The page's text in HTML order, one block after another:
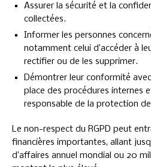
Assurer la sécurité et la
collectées.
Informer les personnes
notamment celui d’accéder à
rectifier ou de les supprimer.
Démontrer leur conformité
place des procédures internes
responsable de la protection
Le non-respect du RGPD peut
financières importantes, allant
d’affaires annuel mondial ou 20